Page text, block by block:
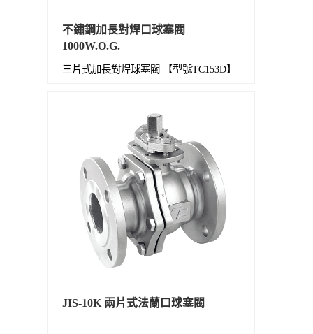
不鏽鋼加長對焊口球塞閥
1000W.O.G.
三片式加長對焊球塞閥 【型號TC153D】
JIS-10K 兩片式法蘭口球塞閥